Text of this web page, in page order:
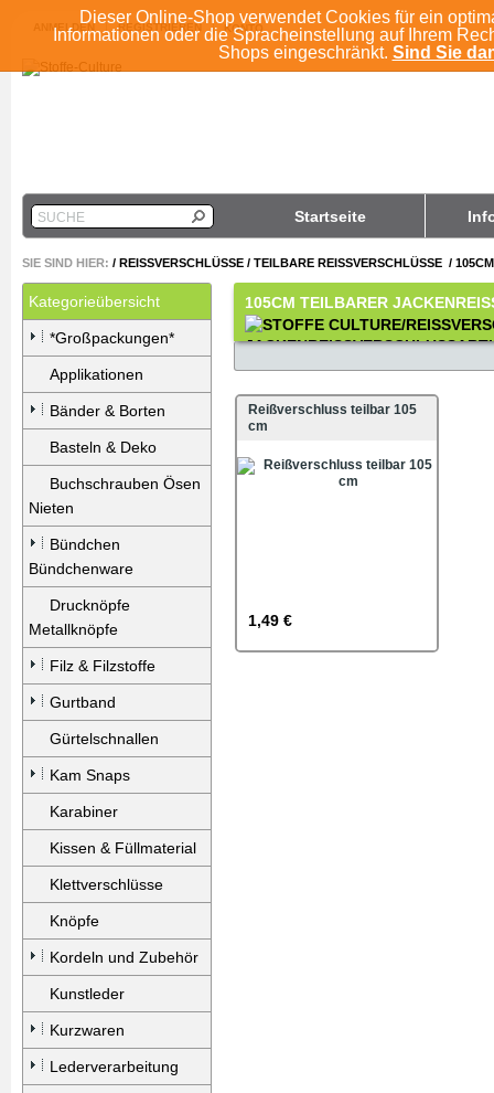
Dieser Online-Shop verwendet Cookies für ein
Informationen oder die Spracheinstellung auf Ihrem
Shops eingeschränkt. Sind Sie
ANMELDEN REGISTRIEREN KONTO
Startseite
SUCHE
SIE SIND HIER: / REISSVERSCHLÜSSE / TEILBARE REISSVERSCHLÜSSE /
Kategorieübersicht
*Großpackungen*
Applikationen
Bänder & Borten
Basteln & Deko
Buchschrauben Ösen
Nieten
Bündchen
Bündchenware
Drucknöpfe
Metallknöpfe
Filz & Filzstoffe
Gurtband
Gürtelschnallen
Kam Snaps
Karabiner
Kissen & Füllmaterial
Klettverschlüsse
Knöpfe
Kordeln und Zubehör
Kunstleder
Kurzwaren
Lederverarbeitung
105CM TEILBARER
Reißverschluss teilbar 105
cm
1,49 €